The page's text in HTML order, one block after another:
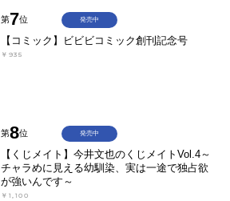
第7位
【コミック】ビビビコミック創刊記念号
￥935
発売中
第8位
【くじメイト】今井文也のくじメイトVol.4～
チャラめに見える幼馴染、実は一途で独占欲
が強いんです～
￥1,100
発売中